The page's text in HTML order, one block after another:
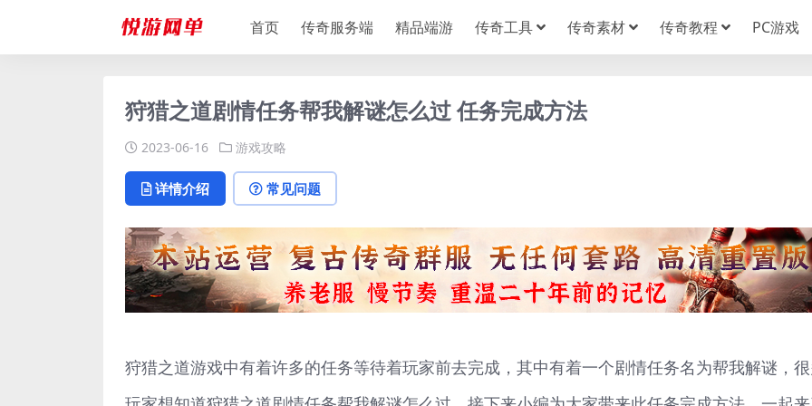
首页 传奇服务端 精品端游 传奇工具 传奇素材 传奇教程 PC游戏
狩猎之道剧情任务帮我解谜怎么过 任务完成方法
2023-06-16 游戏攻略
详情介绍 常见问题
狩猎之道游戏中有着许多的任务等待着玩家前去完成，其中有着一个剧情任务名为帮我解谜，